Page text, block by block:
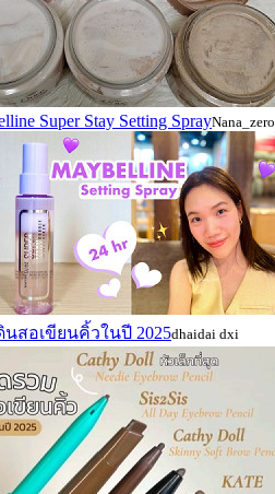
Super Stay Setting SprayNana_zero
สอเขียนคิ้วในปี 2025dhaidai dxi